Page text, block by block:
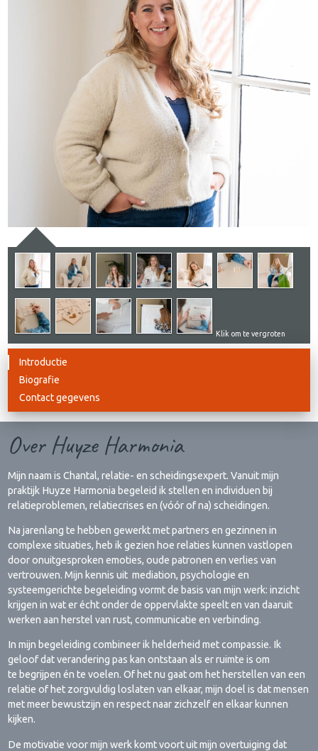
Klik om te vergroten
Introductie
Biografie
Contact gegevens
Over Huyze Harmonia
Mijn naam is Chantal, relatie- en scheidingsexpert. Vanuit mijn
praktijk Huyze Harmonia begeleid ik stellen en individuen bij
relatieproblemen, relatiecrises en (vóór of na) scheidingen.
Na jarenlang te hebben gewerkt met partners en gezinnen in
complexe situaties, heb ik gezien hoe relaties kunnen vastlopen
door onuitgesproken emoties, oude patronen en verlies van
vertrouwen. Mijn kennis uit mediation, psychologie en
systeemgerichte begeleiding vormt de basis van mijn werk: inzicht
krijgen in wat er écht onder de oppervlakte speelt en van daaruit
werken aan herstel van rust, communicatie en verbinding.
In mijn begeleiding combineer ik helderheid met compassie. Ik
geloof dat verandering pas kan ontstaan als er ruimte is om
te begrijpen én te voelen. Of het nu gaat om het herstellen van een
relatie of het zorgvuldig loslaten van elkaar, mijn doel is dat mensen
met meer bewustzijn en respect naar zichzelf en elkaar kunnen
kijken.
De motivatie voor mijn werk komt voort uit mijn overtuiging dat